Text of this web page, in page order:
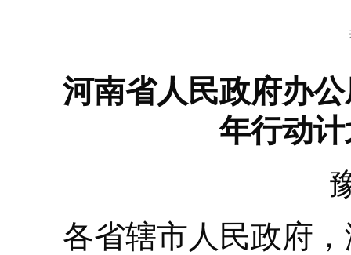
河南省人民政府办
年行动
各省辖市人民政府